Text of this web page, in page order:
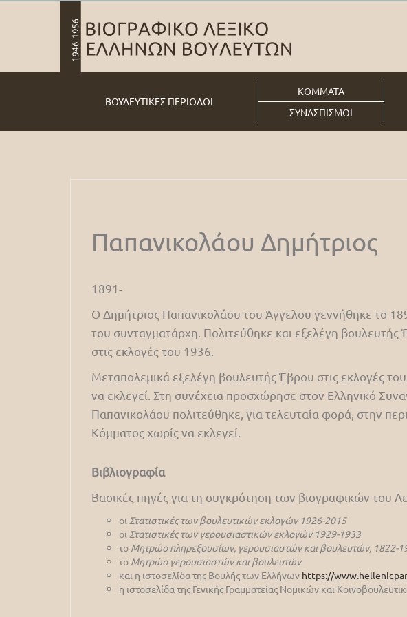
ΒΟΥΛΕΥΤΙΚΕΣ ΠΕΡΙΟΔΟΙ
ΚΟΜΜΑΤΑ
ΣΥΝΑΣΠΙΣΜΟΙ
Παπανικολάου Δημήτριος
1891-
Ο Δημήτριος Παπανικολάου του Άγγελου γεννήθηκε το
του συνταγματάρχη. Πολιτεύθηκε και εξελέγη
στις εκλογές του 1936.
Μεταπολεμικά εξελέγη βουλευτής Έβρου στις εκλογές
να εκλεγεί. Στη συνέχεια προσχώρησε στον Ελληνικό
Παπανικολάου πολιτεύθηκε, για τελευταία φορά, στην
Κόμματος χωρίς να εκλεγεί.
Βιβλιογραφία
Βασικές πηγές για τη συγκρότηση των βιογραφικών του
οι Στατιστικές των βουλευτικών εκλογών 1926-2015
οι Στατιστικές των γερουσιαστικών εκλογών 1929-1933
το Μητρώο πληρεξουσίων, γερουσιαστών και βουλευτών, 1822-
το Μητρώο γερουσιαστών και βουλευτών
και η ιστοσελίδα της Βουλής των Ελλήνων https://
η ιστοσελίδα της Γενικής Γραμματείας Νομικών και